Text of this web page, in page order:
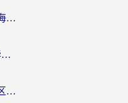
在国外怎么看咪咕视频软件？海外党亲测有效的回国加速方案
12123在国外能登录吗？海外华人必看的回国加速实用指南
海外党追剧必备：手机解除地区限制app怎么选？解决央视视频&国内剧地区限制全指南